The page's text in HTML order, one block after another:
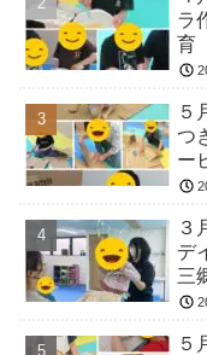
ラ
育
５
つ
ー
３
デ
三
５